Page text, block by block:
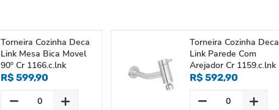
Torneira Cozinha Deca
Link Mesa Bica Movel
90º Cr 1166.c.lnk
R$ 599,90
Torneira Cozinha Deca
Link Parede Com
Arejador Cr 1159.c.lnk
R$ 592,90